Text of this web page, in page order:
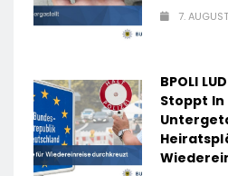
7.
BPOLI
Stoppt